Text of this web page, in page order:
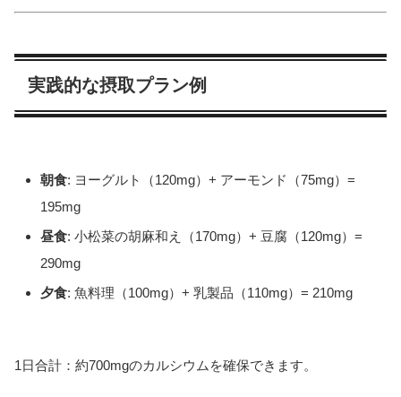
実践的な摂取プラン例
朝食: ヨーグルト（120mg）+ アーモンド（75mg）=
195mg
昼食: 小松菜の胡麻和え（170mg）+ 豆腐（120mg）=
290mg
夕食: 魚料理（100mg）+ 乳製品（110mg）= 210mg
1日合計：約700mgのカルシウムを確保できます。